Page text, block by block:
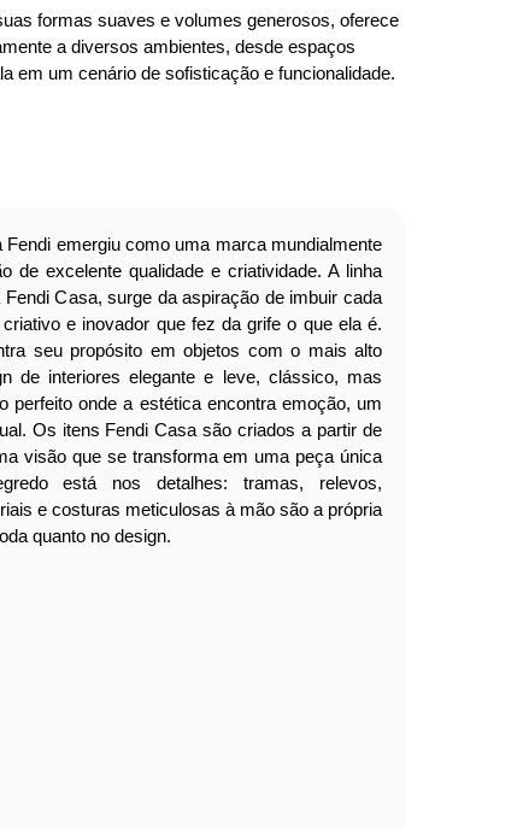
formas suaves e volumes generosos, oferece
a diversos ambientes, desde espaços
em um cenário de sofisticação e funcionalidade.
emergiu como uma marca mundialmente
de excelente qualidade e criatividade. A linha
Casa, surge da aspiração de imbuir cada
e inovador que fez da grife o que ela é.
seu propósito em objetos com o mais alto
de interiores elegante e leve, clássico, mas
perfeito onde a estética encontra emoção, um
Os itens Fendi Casa são criados a partir de
visão que se transforma em uma peça única
está nos detalhes: tramas, relevos,
e costuras meticulosas à mão são a própria
quanto no design.